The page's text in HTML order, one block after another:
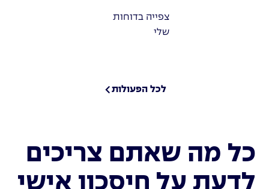
צפייה בדוחות
שלי
לכל הפעולות
כל מה שאתם צריכים
לדעת על חיסכון אישי